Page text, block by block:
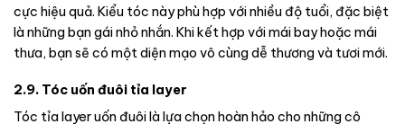
cực hiệu quả. Kiểu tóc này phù hợp với nhiều độ tuổi, đặc biệt
là những bạn gái nhỏ nhắn. Khi kết hợp với mái bay hoặc mái
thưa, bạn sẽ có một diện mạo vô cùng dễ thương và tươi mới.
2.9. Tóc uốn đuôi tỉa layer
Tóc tỉa layer uốn đuôi là lựa chọn hoàn hảo cho những cô